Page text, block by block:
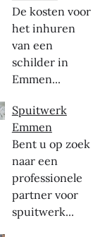
De kosten voor
het inhuren
van een
schilder in
Emmen...
Spuitwerk
Emmen
Bent u op zoek
naar een
professionele
partner voor
spuitwerk...